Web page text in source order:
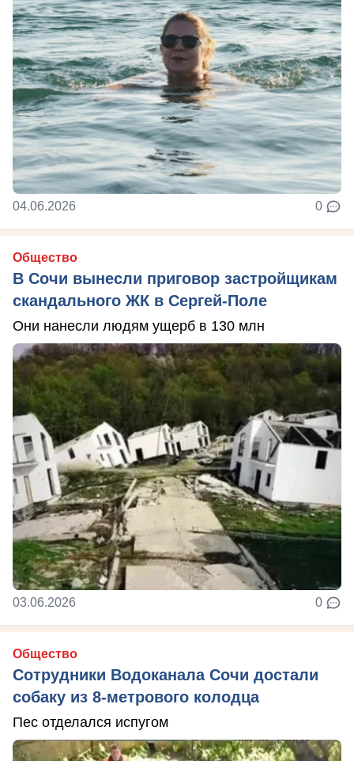
04.06.2026 0
Общество
В Сочи вынесли приговор застройщикам
скандального ЖК в Сергей-Поле
Они нанесли людям ущерб в 130 млн
03.06.2026 0
Общество
Сотрудники Водоканала Сочи достали
собаку из 8-метрового колодца
Пес отделался испугом